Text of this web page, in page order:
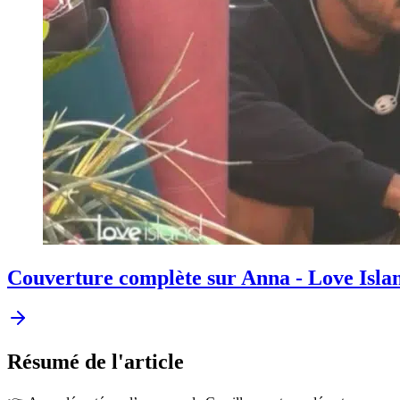
Couverture complète sur Anna - Love
Résumé de l'article